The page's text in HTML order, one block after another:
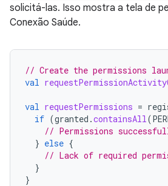
solicitá-las. Isso mostra a tela de
Conexão Saúde.
// Create the permissions
val
val requestPermissions =
if (granted .containsAll(
// Permissions
} else {
// Lack of required
}
}